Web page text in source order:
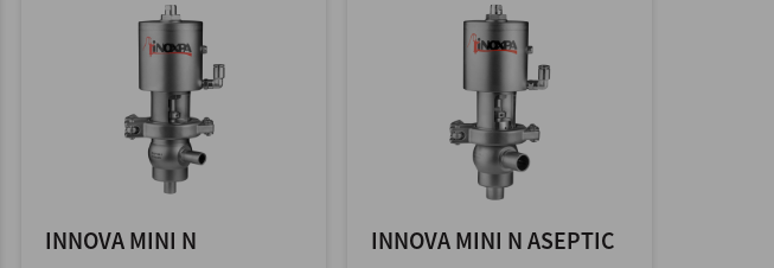
INNOVA MINI N INNOVA MINI N ASEPTIC